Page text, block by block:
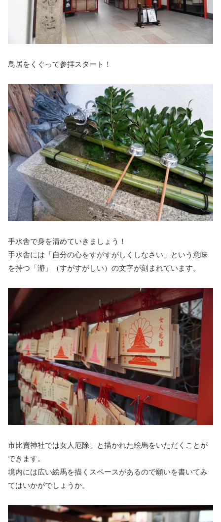
鳥居をくぐって参拝スタート！
手水舎で身を清めていきましょう！
手水舎には「自分の心をすがすがしくしなさい」という意味
を持つ「瀞」（すがすがしい）の文字が刻まれています。
市比賣神社では女人厄除」と描かれた絵馬をいただくことが
できます。
境内には広い絵馬を描くスペースがあるので願いを書いてみ
てはいかがでしょうか。